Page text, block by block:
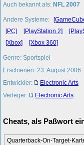
Auch bekannt als: NFL 2007
Andere Systeme:
[PC]
[PlayStation 2]
[Xbox]
[Xbox 360]
Genre: Sportspiel
Erschienen: 23. August 2006
Entwickler:
Electronic Arts
Verleger:
Electronic Arts
Cheats, als Paßwort
Quarterback-On-Target-